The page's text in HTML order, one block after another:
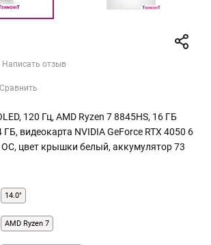
Написать отзыв
Сравнить
120 Гц, AMD Ryzen 7 8845HS, 16 ГБ
ГБ, видеокарта NVIDIA GeForce RTX 4050 6
ОС, цвет крышки белый, аккумулятор 73
14.0"
AMD Ryzen 7